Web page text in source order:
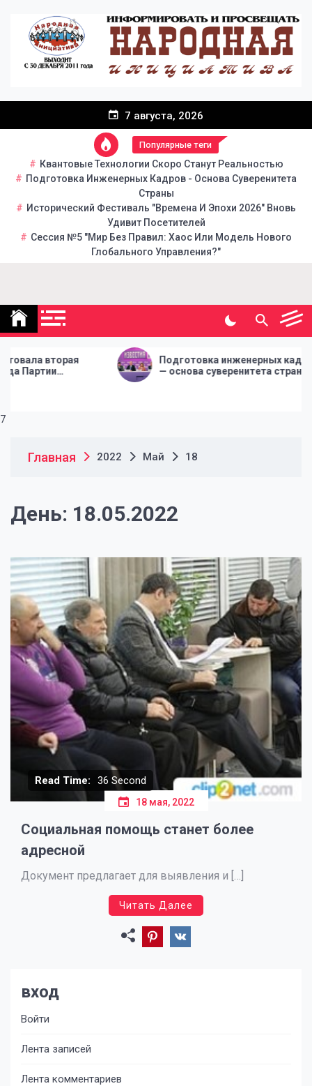
содержанию
7 августа, 2026
Популярные теги
Квантовые Технологии Скоро Станут Реальностью
Подготовка Инженерных Кадров - Основа Суверенитета
Страны
Исторический Фестиваль "Времена И Эпохи 2026" Вновь
Удивит Посетителей
Сессия №5 "Мир Без Правил: Хаос Или Модель Нового
Глобального Управления?"
Портал общественно-
политической газеты
"Народная инициатива"
Подготовка инженерных кадров
— основа суверенитета страны
7
Главная 2022 Май 18
День: 18.05.2022
Read Time: 36 Second
18 мая, 2022
Социальная помощь станет более
адресной
Документ предлагает для выявления и […]
Читать Далее
вход
Войти
Лента записей
Лента комментариев